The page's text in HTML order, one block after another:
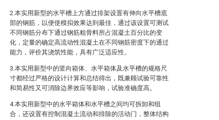
2.本实用新型的水平槽上方通过排架设置有伸向水平槽底
部的钢筋，以便使模拟效果达到最佳，通过该设置可测试
不同钢筋分布下通过钢筋粗骨料所占混凝土百分比的变
化，定量的确定高流动性混凝土在不同钢筋密度下的通过
能力，评价其浇筑性能，具有广泛适应性。
3.本实用新型中的竖向箱体、水平箱体及水平槽的规格尺
寸都经过严格的设计计算和总结得出，既兼顾试验可靠性
和简易性又可消除边界效应等影响，试验准确度高。
4.本实用新型中的水平箱体和水平槽之间均可拆卸和组
合，还设置有控制混凝土流动和排除的活动门，整体结构